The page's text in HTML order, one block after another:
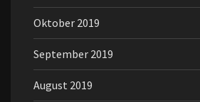
Oktober 2019
September 2019
August 2019